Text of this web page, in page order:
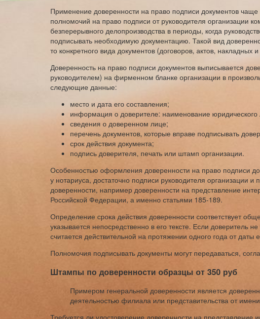
Применение доверенности на право подписи документов чаще
полномочий на право подписи от руководителя организации
безперерывного делопроизводства в периоды, когда
подписывать необходимую документацию. Такой вид
то конкретного вида документов (договоров, актов, накладных
Доверенность на право подписи документов выписывается
руководителем) на фирменном бланке организации в
следующие данные:
место и дата его составления;
информация о доверителе: наименование
сведения о доверенном лице;
перечень документов, которые вправе подписывать
срок действия документа;
подпись доверителя, печать или штамп организации.
Особенностью оформления доверенности на право подписи
у нотариуса, достаточно подписи руководителя организации
доверенности, например доверенности на представление
Российской Федерации, а именно статьями 185-189.
Определение срока действия доверенности соответствует
указывается непосредственно в его тексте. Если доверитель
считается действительной на протяжении одного года от даты
Полномочия подписывать документы могут передаваться,
Штампы по доверенности образцы от 350 руб
Примером генеральной доверенности является
деятельностью филиала или представительства от